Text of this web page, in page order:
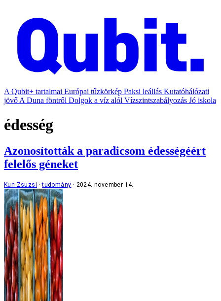
A Qubit+ tartalmai Európai tűzkörkép Paksi leállás Kutatóhálózati
jövő A Duna föntről Dolgok a víz alól Vízszintszabályozás Jó iskola
édesség
Azonosították a paradicsom édességéért
felelős géneket
Kun Zsuzsi tudomány 2024. november 14.